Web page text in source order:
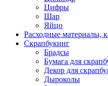
Цифры
Шар
Яйцо
Расходные материалы,
Скрапбукинг
Брадсы
Бумага для
Декор для
Дыроколы